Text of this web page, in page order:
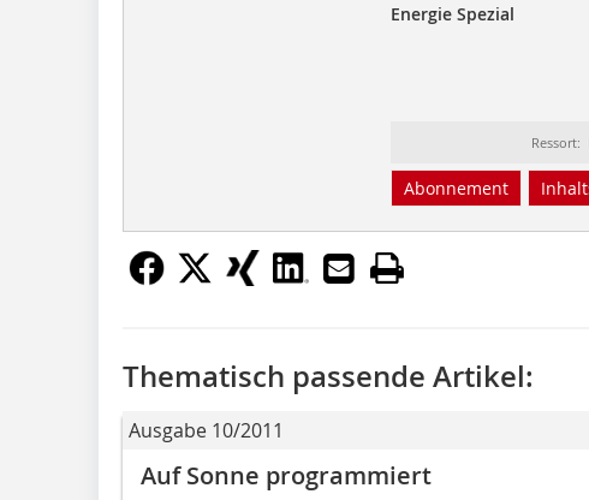
Energie Spezial
Ressort:
Abonnement
Thematisch passende Artikel:
Ausgabe 10/2011
Auf Sonne programmiert